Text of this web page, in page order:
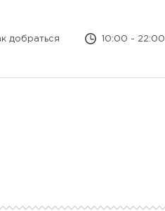
добраться 10:00 - 22:00